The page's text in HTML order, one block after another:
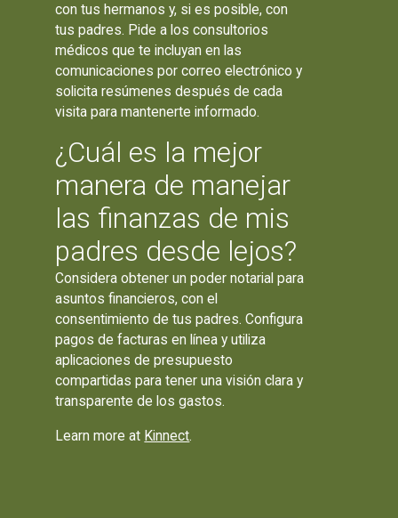
con tus hermanos y, si es posible, con
tus padres. Pide a los consultorios
médicos que te incluyan en las
comunicaciones por correo electrónico y
solicita resúmenes después de cada
visita para mantenerte informado.
¿Cuál es la mejor
manera de manejar
las finanzas de mis
padres desde lejos?
Considera obtener un poder notarial para
asuntos financieros, con el
consentimiento de tus padres. Configura
pagos de facturas en línea y utiliza
aplicaciones de presupuesto
compartidas para tener una visión clara y
transparente de los gastos.
Learn more at Kinnect.